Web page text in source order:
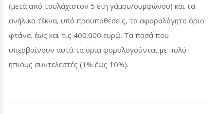
(μετά από τουλάχιστον 5 έτη γάμου/συμφώνου) και τα
ανήλικα τέκνα, υπό προϋποθέσεις, το αφορολόγητο όριο
φτάνει έως και τις 400.000 ευρώ. Τα ποσά που
υπερβαίνουν αυτά τα όρια φορολογούνται με πολύ
ήπιους συντελεστές (1% έως 10%).